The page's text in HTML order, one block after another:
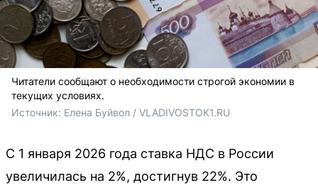
Читатели сообщают о необходимости строгой экономии в
текущих условиях.
Источник: Елена Буйвол / VLADIVOSTOK1.RU
С 1 января 2026 года ставка НДС в России
увеличилась на 2%, достигнув 22%. Это